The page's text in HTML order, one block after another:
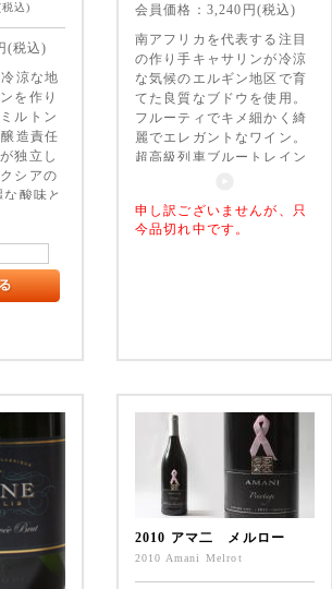
税込)
(税込)
涼な地
を作り
ルトン
造責任
独立し
シアの
酸味と
な後
会員価格： 3,240 円(税込)
南アフリカを代表する注目
の作り手キャサリンが冷涼
な気候のエルギン地区で育
てた良質なブドウを使用。
フルーティでキメ細かく綺
麗でエレガントなワイン。
超高級列車ブルートレイン
申し訳ございませんが、只
今品切れ中です。
2010 アマ二 メルロー
2010 Amani Melrot